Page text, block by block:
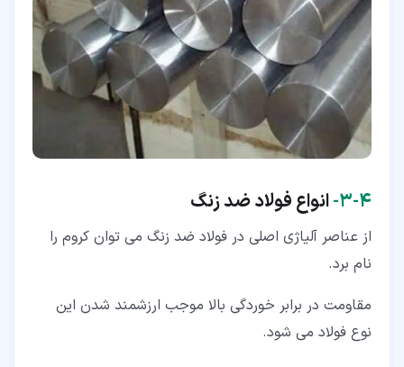
۴‏-‏۳‏- انواع فولاد ضد زنگ
از عناصر آلیاژی اصلی در فولاد ضد زنگ می توان کروم را
نام برد.
مقاومت در برابر خوردگی بالا موجب ارزشمند شدن این
نوع فولاد می شود.